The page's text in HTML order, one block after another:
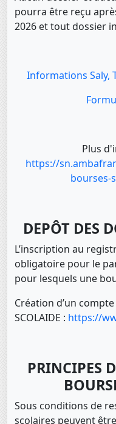
pourra être reçu
2026 et tout dossier
Informations Saly,
Plus
https://
bourses-
DEPÔT DES
L’inscription au
obligatoire pour le
pour lesquels une
Création d’un
SCOLAIDE : https://
PRINCIPES
Sous conditions de
scolaires peuvent